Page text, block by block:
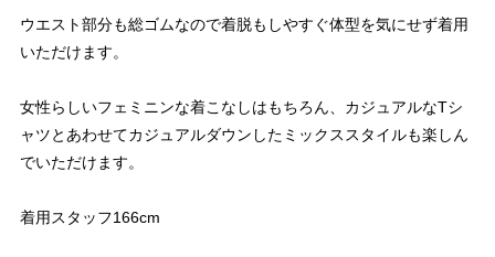
ウエスト部分も総ゴムなので着脱もしやすぐ体型を気にせず着用
いただけます。
女性らしいフェミニンな着こなしはもちろん、カジュアルなTシ
ャツとあわせてカジュアルダウンしたミックススタイルも楽しん
でいただけます。
着用スタッフ166cm